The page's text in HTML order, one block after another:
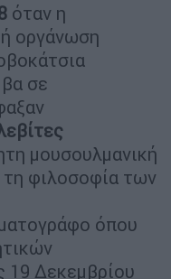
όταν η
οργάνωση
σε
μουσουλμανική
τη φιλοσοφία των
όπου
19 Δεκεμβρίου